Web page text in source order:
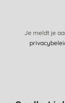
Je meldt je